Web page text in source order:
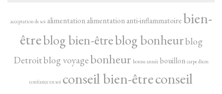
acceptation de soi alimentation alimentation anti-inflammatoirebien-
êtreblog bien-êtreblog bonheurblog
Detroitblog voyagebonheur bonne année bouillon carpe diem
confiance en soi conseil bien-êtreconseil